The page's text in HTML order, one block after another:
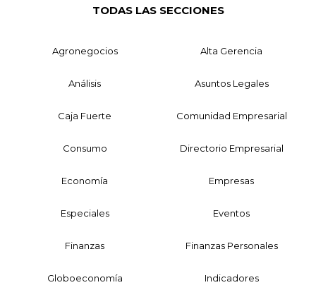
TODAS LAS SECCIONES
Agronegocios Alta Gerencia
Análisis Asuntos Legales
Caja Fuerte Comunidad Empresarial
Consumo Directorio Empresarial
Economía Empresas
Especiales Eventos
Finanzas Finanzas Personales
Globoeconomía Indicadores